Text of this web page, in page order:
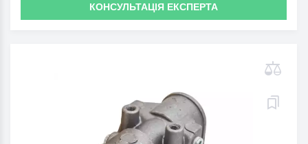
КОНСУЛЬТАЦІЯ ЕКСПЕРТА